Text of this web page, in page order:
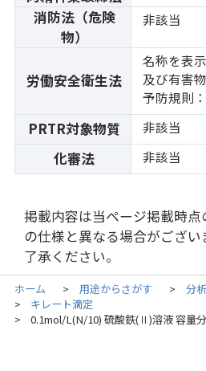
消防法（危険
物）
非該当
労働安全衛生法
名称を表
及び有害
予防規則
PRTR対象物質 非該当
化審法 非該当
掲載内容は当ページ掲載時
の仕様と異なる場合がござ
了承ください。
ホーム > 用途からさがす > 分析
> キレート滴定
> 0.1mol/L(N/10) 硫酸鉄(Ⅱ)溶液 容量